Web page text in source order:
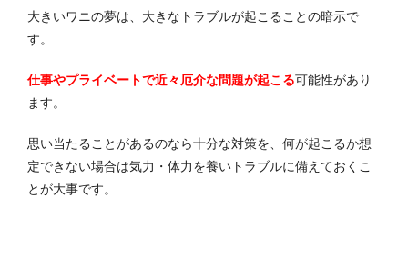
大きいワニの夢は、大きなトラブルが起こることの暗示で
す。
仕事やプライベートで近々厄介な問題が起こる可能性があり
ます。
思い当たることがあるのなら十分な対策を、何が起こるか想
定できない場合は気力・体力を養いトラブルに備えておくこ
とが大事です。